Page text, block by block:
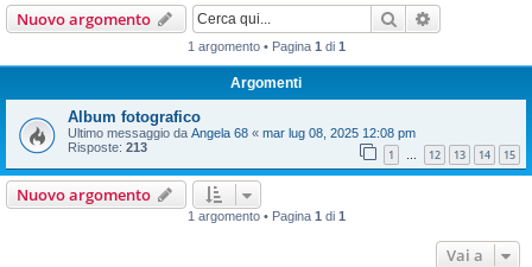
Nuovo argomento Cerca
1 argomento • Pagina 1 di 1
Argomenti
Album fotografico
Ultimo messaggio da Angela 68 « mar lug 08, 2025 12:08 pm
Risposte: 213 1 … 12 13 14 15
Nuovo argomento
1 argomento • Pagina 1 di 1
Vai a